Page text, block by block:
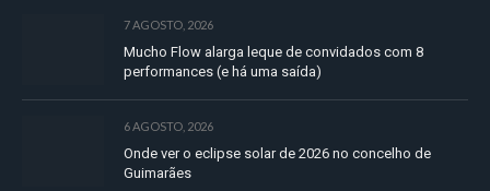
7 AGOSTO, 2026
Mucho Flow alarga leque de convidados com 8
performances (e há uma saída)
6 AGOSTO, 2026
Onde ver o eclipse solar de 2026 no concelho de
Guimarães